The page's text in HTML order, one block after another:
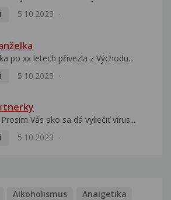
5.10.2023
po xx letech přivezla z Východu...
5.10.2023
Vás ako sa dá vyliečiť vírus...
5.10.2023
Alkoholismus
Analgetika